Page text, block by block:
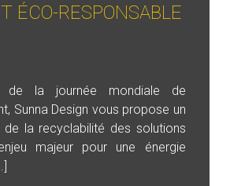
ÉCO-RESPONSABLE
de la journée mondiale de
Sunna Design vous propose un
de la recyclabilité des solutions
majeur pour une énergie